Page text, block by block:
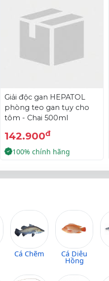
Giải độc gan HEPATOL
phòng teo gan tụy cho
tôm - Chai 500ml
142.900đ
100% chính hãng
Cá Chẽm Cá Diêu
Hồng